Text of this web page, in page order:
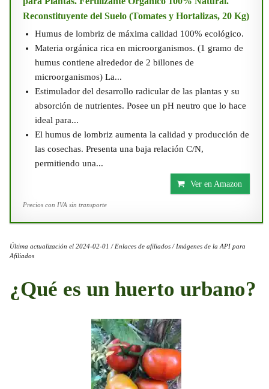
Reconstituyente del Suelo (Tomates y Hortalizas, 20 Kg)
Humus de lombriz de máxima calidad 100% ecológico.
Materia orgánica rica en microorganismos. (1 gramo de
humus contiene alrededor de 2 billones de
microorganismos) La...
Estimulador del desarrollo radicular de las plantas y su
absorción de nutrientes. Posee un pH neutro que lo hace
ideal para...
El humus de lombriz aumenta la calidad y producción de
las cosechas. Presenta una baja relación C/N,
permitiendo una...
Ver en Amazon
Precios con IVA sin transporte
Última actualización el 2024-02-01 / Enlaces de afiliados / Imágenes de la API para
Afiliados
¿Qué es un huerto urbano?